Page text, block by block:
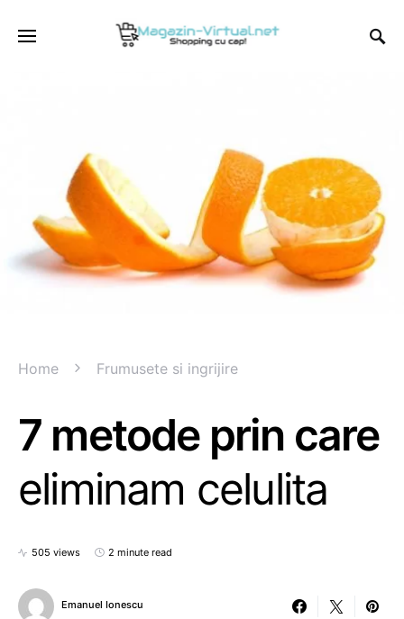
Home Frumusete si ingrijire
7 metode prin care
eliminam celulita
505 views 2 minute read
Emanuel Ionescu